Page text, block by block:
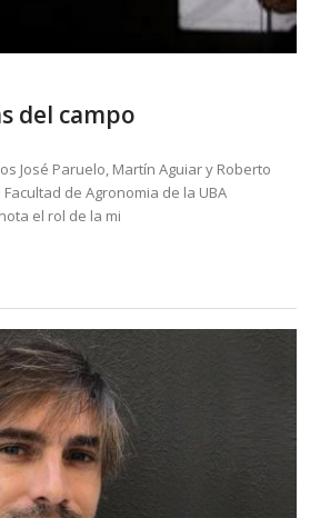
del campo
José Paruelo, Martín Aguiar y Roberto
de Agronomia de la UBA
el rol de la mi